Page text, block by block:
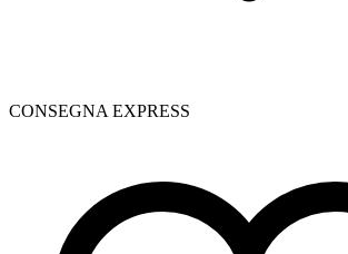
CONSEGNA EXPRESS